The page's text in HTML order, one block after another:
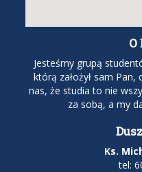
O
Jesteśmy grupą
którą założył sam
nas, że studia to nie
za sobą, a my
Ks.
tel: